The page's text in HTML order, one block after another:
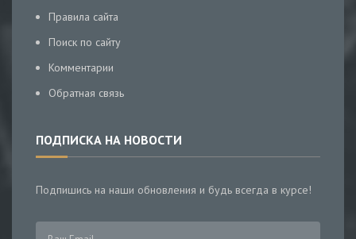
Правила сайта
Поиск по сайту
Комментарии
Обратная связь
ПОДПИСКА НА НОВОСТИ
Подпишись на наши обновления и будь всегда в курсе!